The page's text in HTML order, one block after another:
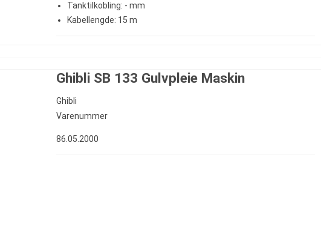
Tanktilkobling: - mm
Kabellengde: 15 m
Ghibli SB 133 Gulvpleie Maskin
Ghibli
Varenummer
86.05.2000